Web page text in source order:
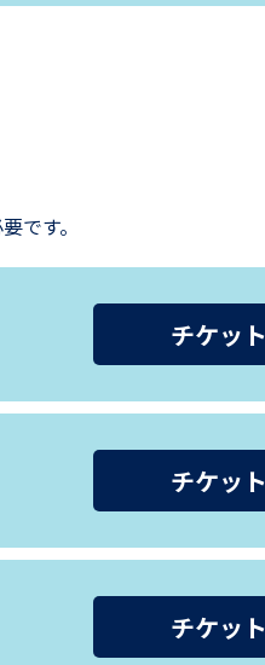
です。
チケッ
チケッ
チケッ